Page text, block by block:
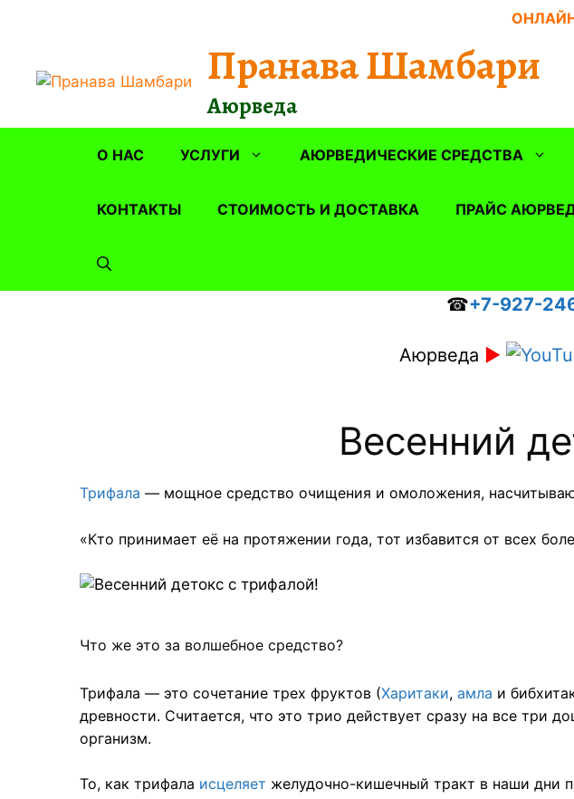
Пранава Шамбари
Аюрведа
О НАС УСЛУГИ АЮРВЕДИЧЕСКИЕ СРЕДСТВА
КОНТАКТЫ СТОИМОСТЬ И ДОСТАВКА ПРАЙС
☎+7-927-
Аюрведа ►
Весенний
Трифала — мощное средство очищения и омоложения,
«Кто принимает её на протяжении года, тот избавится от всех
Что же это за волшебное средство?
Трифала — это сочетание трех фруктов (Харитаки, амла и
древности. Считается, что это трио действует сразу на все три
организм.
То, как трифала исцеляет желудочно-кишечный тракт в наши дни